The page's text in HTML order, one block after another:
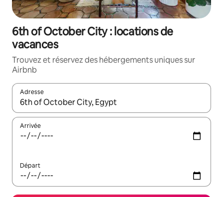
6th of October City : locations de
vacances
Trouvez et réservez des hébergements uniques sur
Airbnb
Adresse
Lorsque les résultats s'affichent, utilisez les flèches vers le
Arrivée
Départ